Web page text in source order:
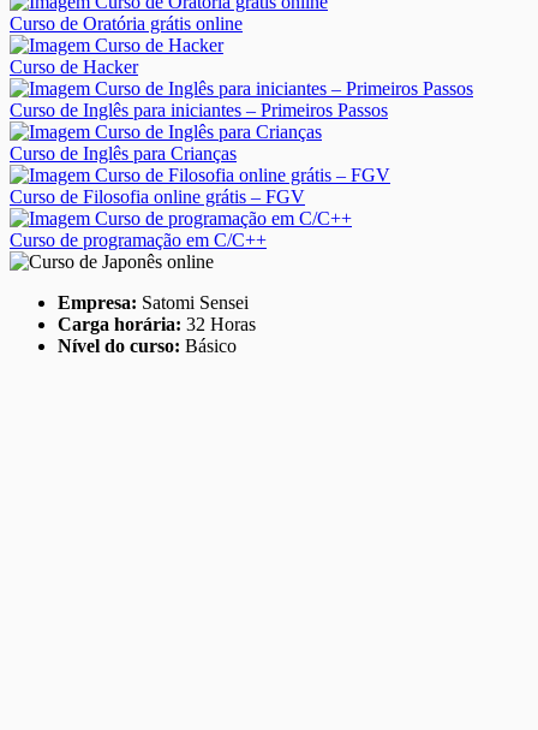
Curso de Oratória grátis online
Curso de Hacker
Curso de Inglês para iniciantes – Primeiros Passos
Curso de Inglês para Crianças
Curso de Filosofia online grátis – FGV
Curso de programação em C/C++
Empresa: Satomi Sensei
Carga horária: 32 Horas
Nível do curso: Básico